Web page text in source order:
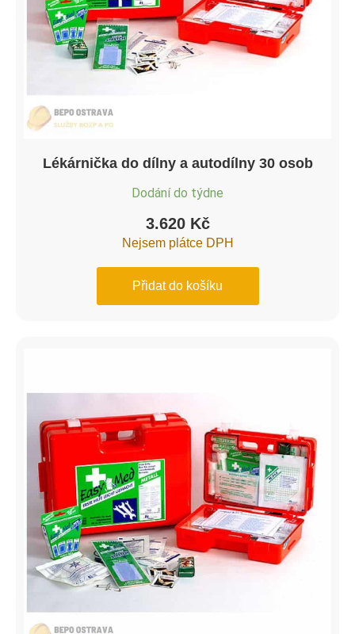
Lékárnička do dílny a autodílny 30 osob
Dodání do týdne
3.620 Kč
Nejsem plátce DPH
Přidat do košíku